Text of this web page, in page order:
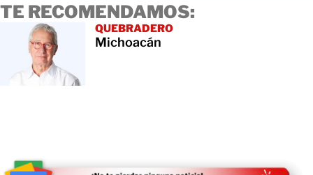
TE RECOMENDAMOS:
QUEBRADERO
Michoacán